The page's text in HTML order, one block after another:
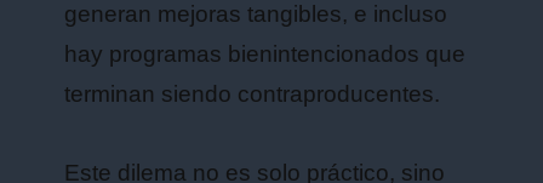
generan mejoras tangibles, e incluso
hay programas bienintencionados que
terminan siendo contraproducentes.
Este dilema no es solo práctico, sino